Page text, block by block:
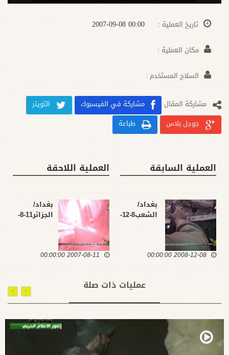
تاريخ العملية :
مكان العملية :
السلاح المستخدم :
مشارکة المقال مشاركة في الفيسبوك
التويتر
جوجل بلاس
طباعة
العملية السابقة
بغداد/
الشعب8-12-
2008-12-08 00:00:00
العملية اللاحقة
بغداد/
الجزائر11-8-
2007-08-11 00:00:00
عمليات ذات صلة